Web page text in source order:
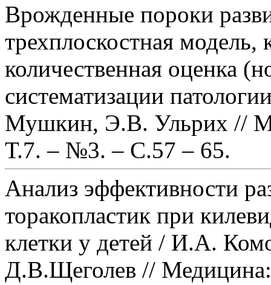
Врожденные пороки
трехплоскостная модель,
количественная оценка
систематизации
Мушкин, Э.В. Ульрих //
Т.7. – №3. – С.57 – 65.
Анализ эффективности
торакопластик при
клетки у детей / И.А.
Д.В.Щеголев // Медицина: